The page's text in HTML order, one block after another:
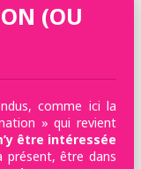
(OU
comme ici la
» qui revient
être intéressée
présent, être dans